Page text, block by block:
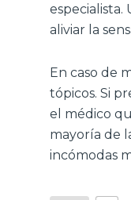
aliviar la
En caso de
tópicos. Si
el médico
mayoría de
incómodas